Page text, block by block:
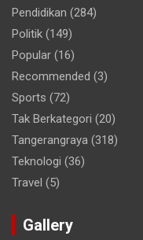
Pendidikan (284)
Politik (149)
Popular (16)
Recommended (3)
Sports (72)
Tak Berkategori (20)
Tangerangraya (318)
Teknologi (36)
Travel (5)
Gallery